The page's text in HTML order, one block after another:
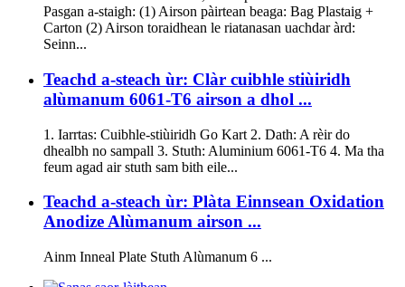
Pasgan a-staigh: (1) Airson pàirtean beaga: Bag Plastaig +
Carton (2) Airson toraidhean le riatanasan uachdar àrd:
Seinn...
Teachd a-steach ùr: Clàr cuibhle stiùiridh
alùmanum 6061-T6 airson a dhol ...
1. Iarrtas: Cuibhle-stiùiridh Go Kart 2. Dath: A rèir do
dhealbh no sampall 3. Stuth: Aluminium 6061-T6 4. Ma tha
feum agad air stuth sam bith eile...
Teachd a-steach ùr: Plàta Einnsean Oxidation
Anodize Alùmanum airson ...
Ainm Inneal Plate Stuth Alùmanum 6 ...